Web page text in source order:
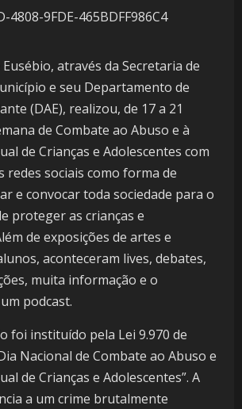
através da Secretaria de
e seu Departamento de
(DAE), realizou, de 17 a 21
de Combate ao Abuso e à
de Crianças e Adolescentes com
redes sociais como forma de
e convocar toda sociedade para o
proteger as crianças e
de exposições de artes e
aconteceram lives, debates,
muita informação e o
podcast.
foi instituído pela Lei 9.970 de
Nacional de Combate ao Abuso e
de Crianças e Adolescentes”. A
a um crime brutalmente